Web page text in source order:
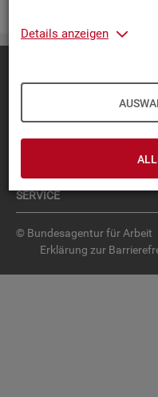
Details anzeigen
SER­VICE
© Bundesagentur für Arbeit
Erklärung zur